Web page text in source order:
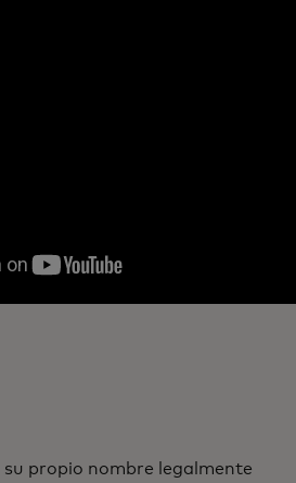
su propio nombre legalmente